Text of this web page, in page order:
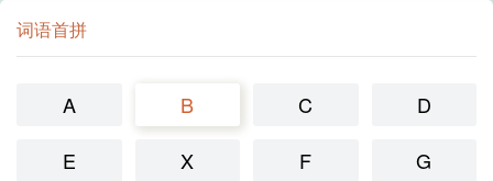
词语首拼
A B C
D
E
X F
G